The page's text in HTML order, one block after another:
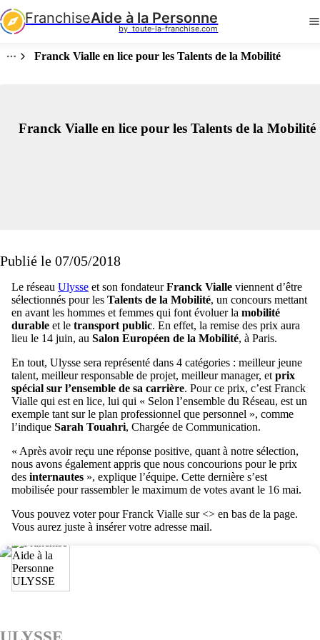
FranchiseAide à la Personne
by  toute-la-franchise.com
Franck Vialle en lice pour les Talents de la Mobilité
Franck Vialle en lice pour les Talents de la Mobilité
Publié le 07/05/2018
Le réseau Ulysse et son fondateurFranck Vialle viennent d’être
sélectionnés pour les Talents de la Mobilité, un concours mettant
en avant les hommes et femmes qui font évoluer la mobilité
durable et le transport public. En effet, la remise des prix aura
lieu le 14 juin, au Salon Européen de la Mobilité, à Paris.
En tout, Ulysse sera représenté dans 4 catégories : meilleur jeune
talent, meilleur responsable de projet, meilleur manager, et prix
spécial sur l’ensemble de sa carrière. Pour ce prix, c’est Franck
Vialle qui est en lice, lui qui « Selon l’ensemble du Réseau, est un
exemple tant sur le plan professionnel que personnel », comme
l’indique Sarah Touahri, Chargée de Communication.
« Après avoir reçu une réponse positive, quant à notre sélection,
nous avons également appris que nous concourions pour le prix
des internautes », explique l’équipe. Cette dernière s’est
mobilisée pour rassembler le maximum de votes avant le 16 mai.
Vous pouvez voter pour Franck Vialle sur <> en bas de la page.
Vous aurez juste à insérer votre adresse mail.